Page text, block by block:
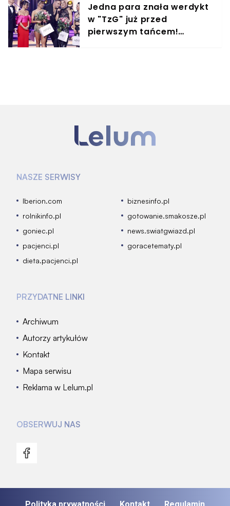
Jedna para znała werdykt
w "TzG" już przed
pierwszym tańcem!
NASZE SERWISY
Iberion.com
biznesinfo.pl
rolnikinfo.pl
gotowanie.smakosze.pl
goniec.pl
news.swiatgwiazd.pl
pacjenci.pl
goracetematy.pl
dieta.pacjenci.pl
PRZYDATNE LINKI
Archiwum
Autorzy artykułów
Kontakt
Mapa serwisu
Reklama w Lelum.pl
OBSERWUJ NAS
Polityka prywatności Kontakt Regulamin